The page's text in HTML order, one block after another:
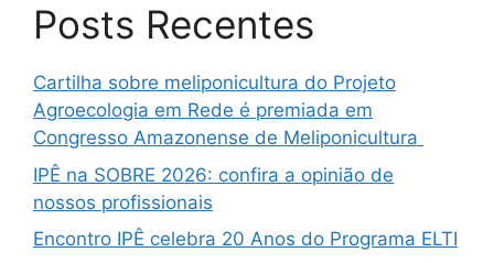
Posts Recentes
Cartilha sobre meliponicultura do Projeto
Agroecologia em Rede é premiada em
Congresso Amazonense de Meliponicultura
IPÊ na SOBRE 2026: confira a opinião de
nossos profissionais
Encontro IPÊ celebra 20 Anos do Programa ELTI